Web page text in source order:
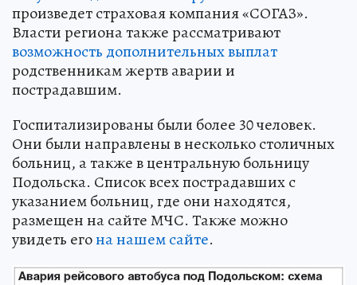
произведет страховая компания «СОГАЗ».
Власти региона также рассматривают
возможность дополнительных выплат
родственникам жертв аварии и
пострадавшим.
Госпитализированы были более 30 человек.
Они были направлены в несколько столичных
больниц, а также в центральную больницу
Подольска. Список всех пострадавших с
указанием больниц, где они находятся,
размещен на сайте МЧС. Также можно
увидеть егона нашем сайте.